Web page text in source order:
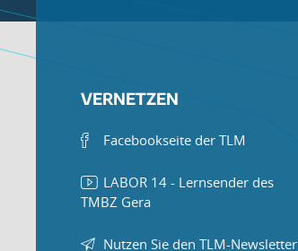
VERNETZEN
Facebookseite der TLM
LABOR 14 - Lernsender des
TMBZ Gera
Nutzen Sie den TLM-Newsletter